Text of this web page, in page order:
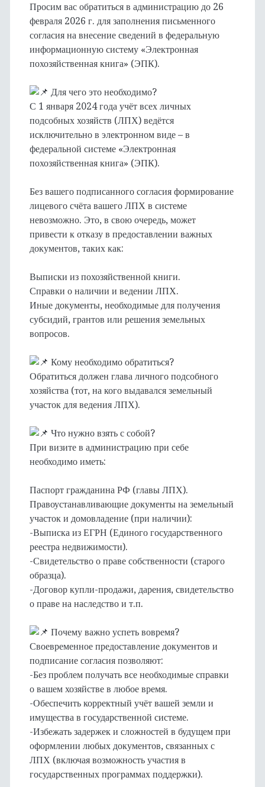
Просим вас обратиться в администрацию до 26
февраля 2026 г. для заполнения письменного
согласия на внесение сведений в федеральную
информационную систему «Электронная
похозяйственная книга» (ЭПК).
Для чего это необходимо?
С 1 января 2024 года учёт всех личных
подсобных хозяйств (ЛПХ) ведётся
исключительно в электронном виде – в
федеральной системе «Электронная
похозяйственная книга» (ЭПК).
Без вашего подписанного согласия формирование
лицевого счёта вашего ЛПХ в системе
невозможно. Это, в свою очередь, может
привести к отказу в предоставлении важных
документов, таких как:
Выписки из похозяйственной книги.
Справки о наличии и ведении ЛПХ.
Иные документы, необходимые для получения
субсидий, грантов или решения земельных
вопросов.
Кому необходимо обратиться?
Обратиться должен глава личного подсобного
хозяйства (тот, на кого выдавался земельный
участок для ведения ЛПХ).
Что нужно взять с собой?
При визите в администрацию при себе
необходимо иметь:
Паспорт гражданина РФ (главы ЛПХ).
Правоустанавливающие документы на земельный
участок и домовладение (при наличии):
-Выписка из ЕГРН (Единого государственного
реестра недвижимости).
-Свидетельство о праве собственности (старого
образца).
-Договор купли-продажи, дарения, свидетельство
о праве на наследство и т.п.
Почему важно успеть вовремя?
Своевременное предоставление документов и
подписание согласия позволяют:
-Без проблем получать все необходимые справки
о вашем хозяйстве в любое время.
-Обеспечить корректный учёт вашей земли и
имущества в государственной системе.
-Избежать задержек и сложностей в будущем при
оформлении любых документов, связанных с
ЛПХ (включая возможность участия в
государственных программах поддержки).